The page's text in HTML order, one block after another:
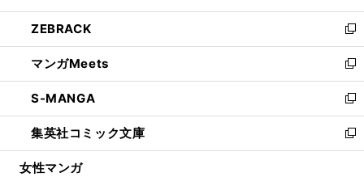
開
く
ウ
で
開
く
ン
ド
ウ
で
開
く
ウ
ィ
ン
ド
ウ
で
開
く
し
い
ウ
ィ
ン
ド
ウ
で
開
ZEBRACK
新
し
い
ウ
ィ
ン
ド
ウ
マンガMeets
新
し
い
ウ
ィ
ン
S-MANGA
新
し
い
ウ
集英社コミック文庫
新
し
女性マンガ